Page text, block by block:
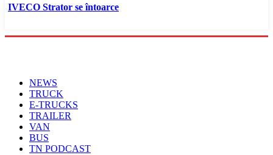
IVECO Strator se întoarce
NEWS
TRUCK
E-TRUCKS
TRAILER
VAN
BUS
TN PODCAST